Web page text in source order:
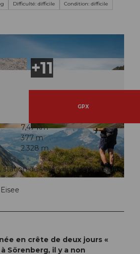
Difficulté: difficile
Condition: difficile
Entlebuch
Entlebuc
h
© Saskia Dugon, UNESCO Biosphäre Entlebuc
h
GPX
7,47 km
377 m
2.328 m
station de vallée du téléphérique
en crête de deux jours «
Sörenberg, il y a non